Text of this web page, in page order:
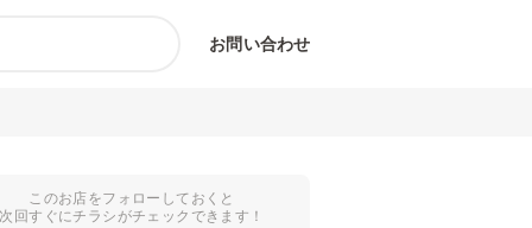
お問い合わせ
このお店をフォローしておくと
次回すぐにチラシがチェックできます！